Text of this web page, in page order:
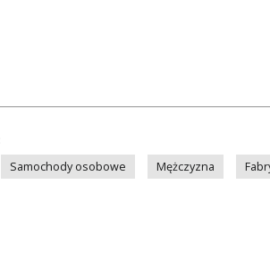
Samochody osobowe Mężczyzna